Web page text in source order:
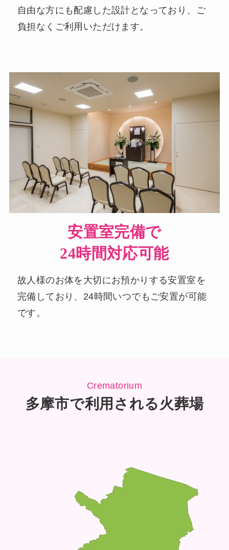
自由な方にも配慮した設計となっており、ご
負担なくご利用いただけます。
安置室完備で
24時間対応可能
故人様のお体を大切にお預かりする安置室を
完備しており、24時間いつでもご安置が可能
です。
Crematorium
多摩市で利用される火葬場